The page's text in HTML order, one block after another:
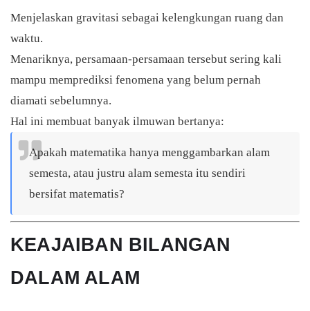
Menjelaskan gravitasi sebagai kelengkungan ruang dan
waktu.
Menariknya, persamaan-persamaan tersebut sering kali
mampu memprediksi fenomena yang belum pernah
diamati sebelumnya.
Hal ini membuat banyak ilmuwan bertanya:
Apakah matematika hanya menggambarkan alam
semesta, atau justru alam semesta itu sendiri
bersifat matematis?
KEAJAIBAN BILANGAN
DALAM ALAM